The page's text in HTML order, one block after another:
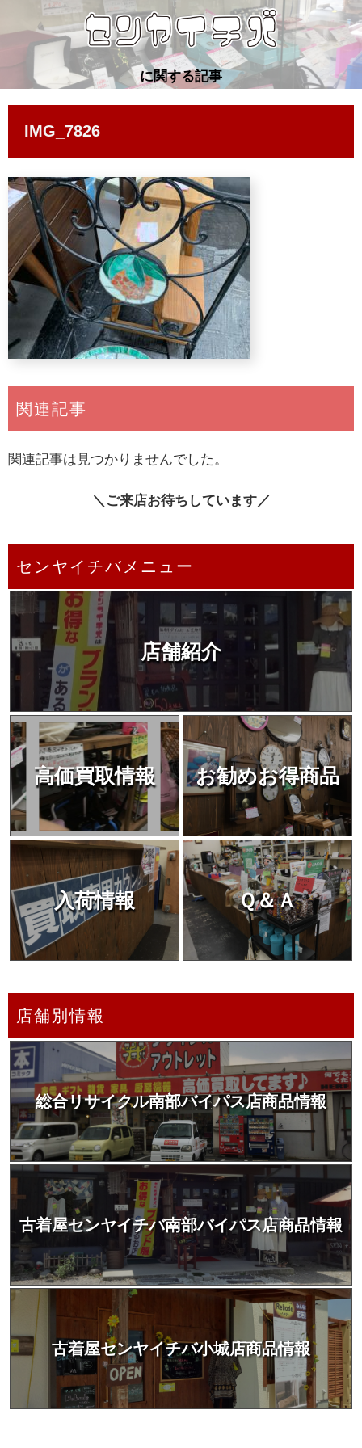
に関する記事
IMG_7826
関連記事
関連記事は見つかりませんでした。
＼ご来店お待ちしています／
センヤイチバメニュー
店舗紹介
高価買取情報 お勧めお得商品
入荷情報 Ｑ＆Ａ
店舗別情報
総合リサイクル南部バイパス店商品情報
古着屋センヤイチバ南部バイパス店商品情報
古着屋センヤイチバ小城店商品情報